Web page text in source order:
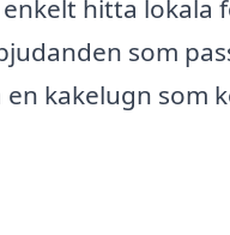
hitta lokala
som
kakelugn som